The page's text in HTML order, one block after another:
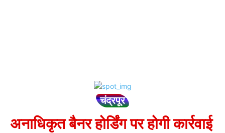
चंद्रपूर
अनाधिकृत बैनर होर्डिंग पर होगी कार्रवाई